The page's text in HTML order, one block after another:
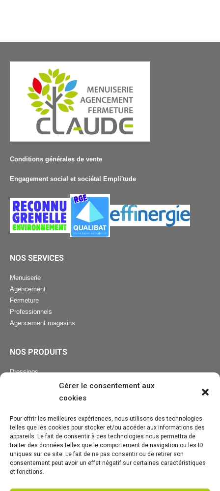
Gérer le consentement aux
cookies
Pour offrir les meilleures expériences, nous utilisons des technologies
telles que les cookies pour stocker et/ou accéder aux informations des
appareils. Le fait de consentir à ces technologies nous permettra de
traiter des données telles que le comportement de navigation ou les ID
uniques sur ce site. Le fait de ne pas consentir ou de retirer son
consentement peut avoir un effet négatif sur certaines caractéristiques
et fonctions.
Conditions générales de vente
Engagement social et sociétal Empli'tude
NOS SERVICES
Menuiserie
Agencement
Fermeture
Professionnels
Agencement magasins
NOS PRODUITS
Dressings
Volets bois / alu / PVC
Portes d'entrée
Portes de garage
Pergolas